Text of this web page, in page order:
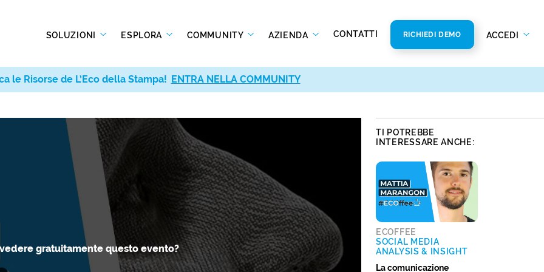
SOLUZIONI ESPLORA COMMUNITY AZIENDA CONTATTI RICHIEDI DEMO ACCEDI
gratuitamente questo evento?
TI POTREBBE
INTERESSARE ANCHE:
ECOFFEE
SOCIAL MEDIA
ANALYSIS & INSIGHT
La comunicazione
le Risorse de L’Eco della Stampa! ENTRA NELLA COMMUNITY
le Risorse de L’Eco della Stampa! ENTRA NELLA COMMUNITY